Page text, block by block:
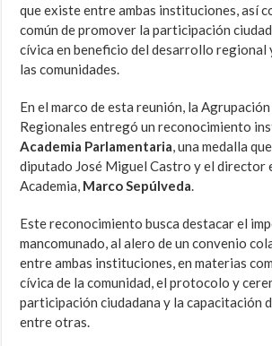
que existe entre ambas instituciones, así
común de promover la participación
cívica en beneficio del desarrollo regional
las comunidades.
En el marco de esta reunión, la
Regionales entregó un reconocimiento
Academia Parlamentaria, una medalla
diputado José Miguel Castro y el director
Academia, Marco Sepúlveda.
Este reconocimiento busca destacar el
mancomunado, al alero de un convenio
entre ambas instituciones, en materias
cívica de la comunidad, el protocolo y
participación ciudadana y la capacitación
entre otras.